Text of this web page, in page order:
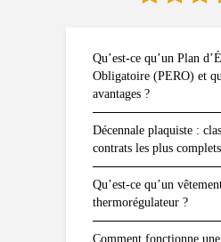
Qu’est-ce qu’un Plan
Obligatoire (PERO) et
avantages ?
Décennale plaquiste :
contrats les plus
Qu’est-ce qu’un
thermorégulateur ?
Comment fonctionne